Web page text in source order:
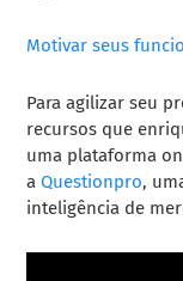
Motivar seus
Para agilizar seu
recursos que
uma plataforma
a Questionpro,
inteligência de